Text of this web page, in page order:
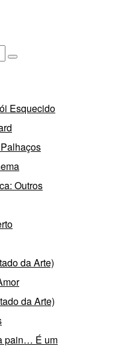
Esquecido
Outros
da Arte)
da Arte)
pain… É um